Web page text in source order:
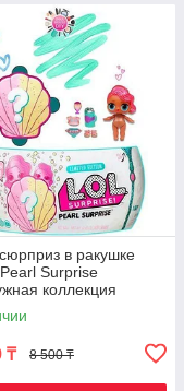
в ракушке
Surprise
коллекция
₸ 8 500 ₸